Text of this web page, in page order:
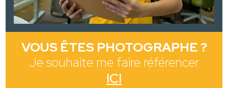
VOUS ÊTES PHOTOGRAPHE ?
Je souhaite me faire référencer
ICI